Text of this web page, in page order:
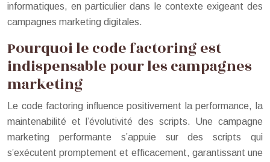
informatiques, en particulier dans le contexte exigeant des
campagnes marketing digitales.
Pourquoi le code factoring est
indispensable pour les campagnes
marketing
Le code factoring influence positivement la performance, la
maintenabilité et l’évolutivité des scripts. Une campagne
marketing performante s’appuie sur des scripts qui
s’exécutent promptement et efficacement, garantissant une